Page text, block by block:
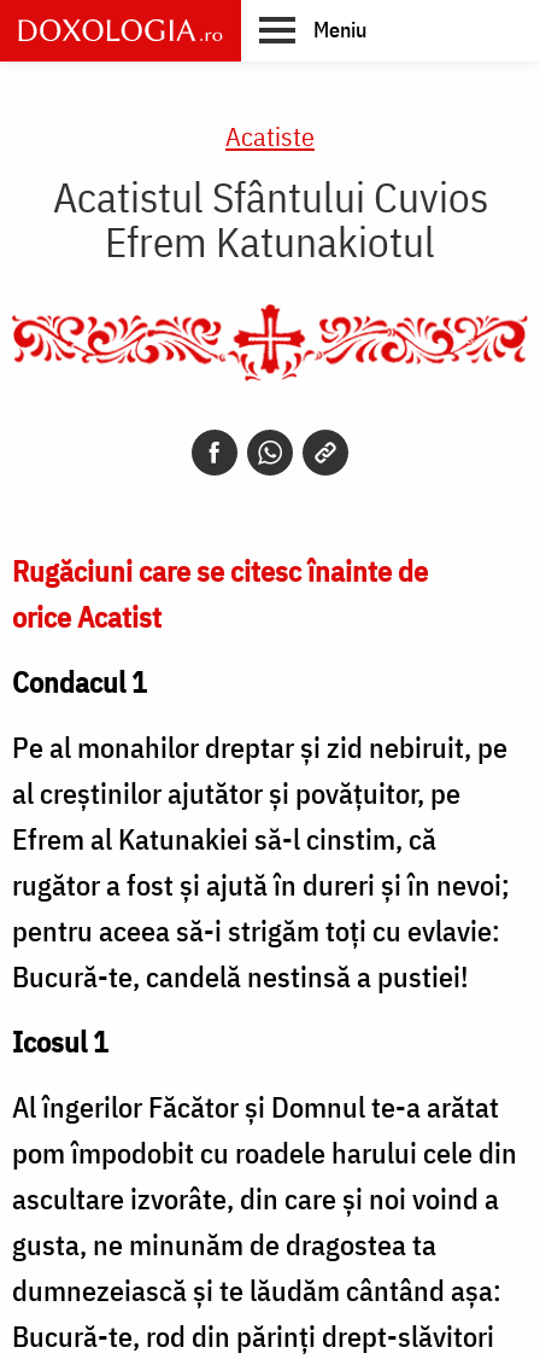
Skip
to
main
Meniu
Acatiste
Acatistul Sfântului Cuvios
Efrem Katunakiotul
Rugăciuni care se citesc înainte de
orice Acatist
Condacul 1
Pe al monahilor dreptar și zid nebiruit, pe
al creștinilor ajutător și povățuitor, pe
Efrem al Katunakiei să-l cinstim, că
rugător a fost și ajută în dureri și în nevoi;
pentru aceea să-i strigăm toți cu evlavie:
Bucură-te, candelă nestinsă a pustiei!
Icosul 1
Al îngerilor Făcător și Domnul te-a arătat
pom împodobit cu roadele harului cele din
ascultare izvorâte, din care și noi voind a
gusta, ne minunăm de dragostea ta
dumnezeiască și te lăudăm cântând așa:
Bucură-te, rod din părinți drept-slăvitori